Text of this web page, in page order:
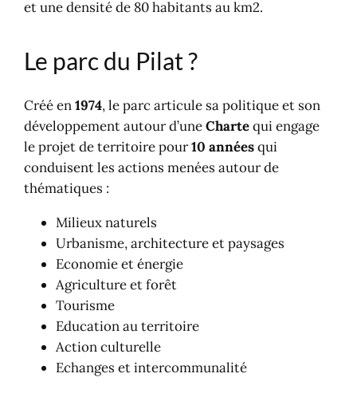
et une densité de 80 habitants au km2.
Le parc du Pilat ?
Créé en1974, le parc articule sa politique et son
développement autour d’uneChartequi engage
le projet de territoire pour10 annéesqui
conduisent les actions menées autour de
thématiques :
Milieux naturels
Urbanisme, architecture et paysages
Economie et énergie
Agriculture et forêt
Tourisme
Education au territoire
Action culturelle
Echanges et intercommunalité